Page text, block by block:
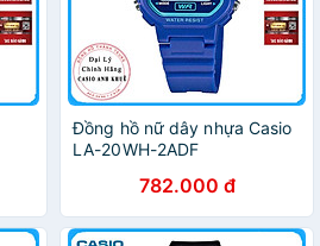
Đồng hồ nữ dây nhựa Casio
LA-20WH-2ADF
782.000 đ